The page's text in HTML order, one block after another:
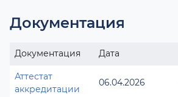
Документация
Документация Дата
Аттестат
аккредитации
06.04.2026